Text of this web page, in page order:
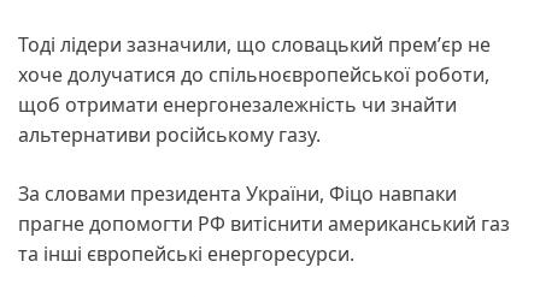
Тоді лідери зазначили, що словацький премʼєр не
хоче долучатися до спільноєвропейської роботи,
щоб отримати енергонезалежність чи знайти
альтернативи російському газу.
За словами президента України, Фіцо навпаки
прагне допомогти РФ витіснити американський газ
та інші європейські енергоресурси.